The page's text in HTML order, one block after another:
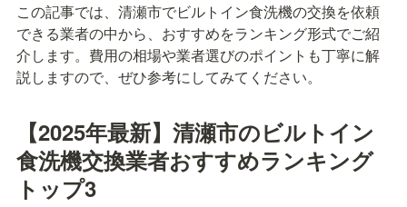
この記事では、清瀬市でビルトイン食洗機の交換を依頼
できる業者の中から、おすすめをランキング形式でご紹
介します。費用の相場や業者選びのポイントも丁寧に解
説しますので、ぜひ参考にしてみてください。
【2025年最新】清瀬市のビルトイン
食洗機交換業者おすすめランキング
トップ3